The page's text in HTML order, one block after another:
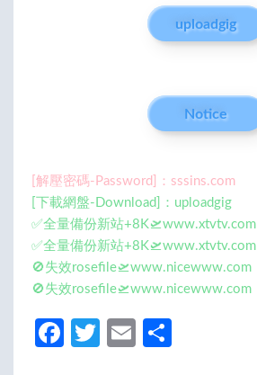
uploadgig
Notice
[解壓密碼-Password]：sssins.com
[下載網盤-Download]：uploadgig
✅全量備份新站+8K🛫www.xtvtv.com
✅全量備份新站+8K🛫www.xtvtv.com
🚫失效rosefile🛫www.nicewww.com
🚫失效rosefile🛫www.nicewww.com
Fa
T
E